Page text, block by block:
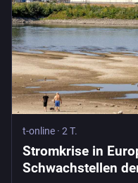
t-online · 2 T.
Stromkrise in
Schwachstellen